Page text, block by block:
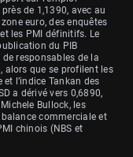
de 1,1390, avec au
euro, des enquêtes
les PMI définitifs. Le
du PIB
responsables de la
alors que se profilent les
l’indice Tankan des
a dérivé vers 0,6890,
Bullock, les
commerciale et
chinois (NBS et